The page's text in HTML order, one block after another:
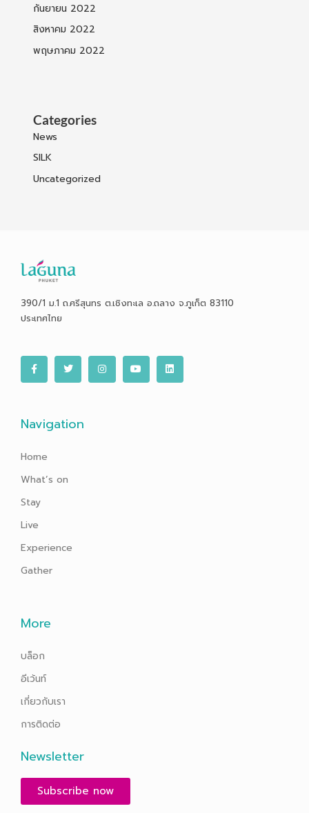
กันยายน 2022
สิงหาคม 2022
พฤษภาคม 2022
Categories
News
SILK
Uncategorized
390/1 ม.1 ถ.ศรีสุนทร ต.เชิงทะเล อ.ถลาง จ.ภูเก็ต 83110
ประเทศไทย
F
a
c
k
T
w
r
I
n
Y
o
L
i
Navigation
Home
What’s on
Stay
Live
Experience
Gather
More
บล็อก
อีเว้นท์
เกี่ยวกับเรา
การติดต่อ
Newsletter
Subscribe now